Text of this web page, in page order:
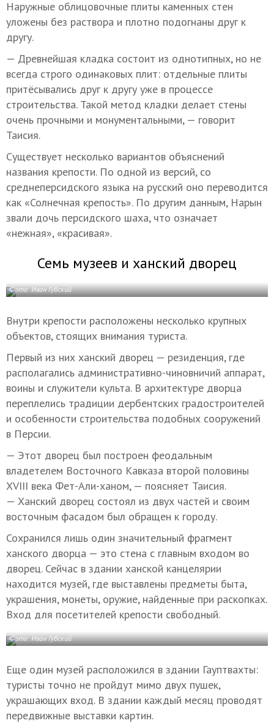
Наружные облицовочные плиты каменных стен
уложены без раствора и плотно подогнаны друг к
другу.
— Древнейшая кладка состоит из однотипных, но не
всегда строго одинаковых плит: отдельные плиты
притёсывались друг к другу уже в процессе
строительства. Такой метод кладки делает стены
очень прочными и монументальными, — говорит
Таисия.
Существует несколько вариантов объяснений
названия крепости. По одной из версий, со
среднеперсидского языка на русский оно переводится
как «Солнечная крепость». По другим данным, Нарын
звали дочь персидского шаха, что означает
«нежная», «красивая».
Семь музеев и ханский дворец
Фото: Иван Губский
Внутри крепости расположены несколько крупных
объектов, стоящих внимания туриста.
Первый из них ханский дворец — резиденция, где
располагались административно-чиновничий аппарат,
воины и служители культа. В архитектуре дворца
переплелись традиции дербентских градостроителей
и особенности строительства подобных сооружений
в Персии.
— Этот дворец был построен феодальным
владетелем Восточного Кавказа второй половины
ХVIII века Фет-Али-ханом, — поясняет Таисия.
— Ханский дворец состоял из двух частей и своим
восточным фасадом был обращен к городу.
Сохранился лишь один значительный фрагмент
ханского дворца — это стена с главным входом во
дворец. Сейчас в здании ханской канцелярии
находится музей, где выставлены предметы быта,
украшения, монеты, оружие, найденные при раскопках.
Вход для посетителей крепости свободный.
Фото: Иван Губский
Еще один музей расположился в здании Гауптвахты:
туристы точно не пройдут мимо двух пушек,
украшающих вход. В здании каждый месяц проводят
передвижные выставки картин.